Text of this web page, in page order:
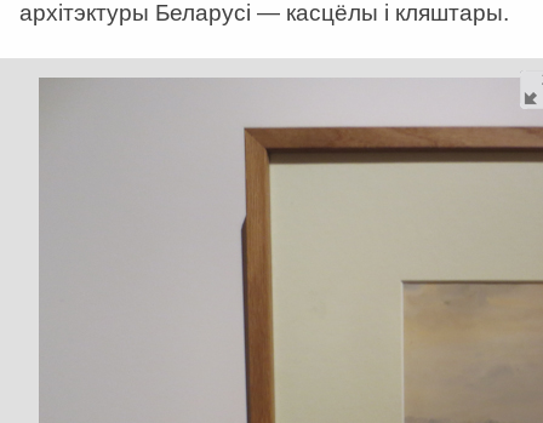
архітэктуры Беларусі — касцёлы і кляштары.